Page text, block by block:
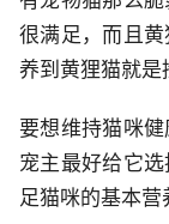
很满足，而且黄
养到黄狸猫就是
要想维持猫咪
宠主最好给它
足猫咪的基本营